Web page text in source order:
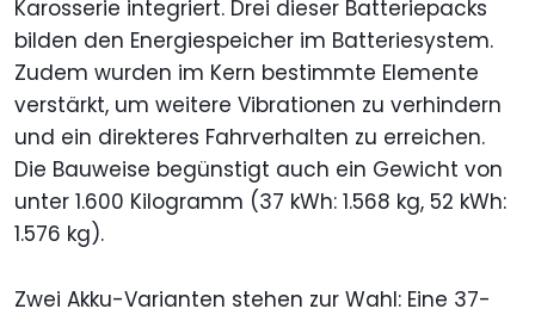
Karosserie integriert. Drei dieser Batteriepacks
bilden den Energiespeicher im Batteriesystem.
Zudem wurden im Kern bestimmte Elemente
verstärkt, um weitere Vibrationen zu verhindern
und ein direkteres Fahrverhalten zu erreichen.
Die Bauweise begünstigt auch ein Gewicht von
unter 1.600 Kilogramm (37 kWh: 1.568 kg, 52 kWh:
1.576 kg).
Zwei Akku-Varianten stehen zur Wahl: Eine 37-